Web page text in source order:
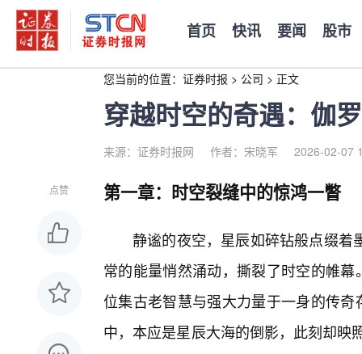
首页 快讯 要闻 股市
您当前的位置： 证券时报 > 公司 > 正文
穿越时空的奇遇：伽
来源：证券时报网 作者：宋晓军 2026-02-07
点赞 第一章：时空裂缝中的惊鸿一瞥
静谧的夜空，星辰如碎钻般点缀着
常的能量悄然涌动，撕裂了时空的帷
位集古老智慧与强大力量于一身的传
中，本应是星辰大海的倒影，此刻却